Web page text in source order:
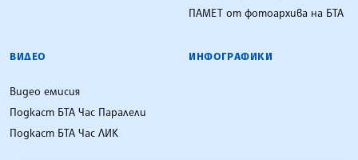
ПАМЕТ от фотоархива на БТА
ВИДЕО
Видео емисия
Подкаст БТА Час Паралели
Подкаст БТА Час ЛИК
ИНФОГРАФИКИ